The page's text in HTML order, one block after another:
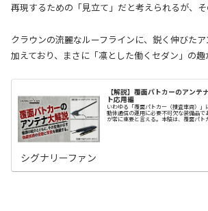
再現するための「見立て」だと考えられるが、そ
クラウンの流麗なルーフラインに、鋭く伸びた
加えており、まさに「凛とした働くセダン」の趣
【解説】覆面パトカーのアンテ
ト応用編
いわゆる「覆面パトカー（捜査車両）
動体通信の運用に必要不可欠な装備品
が常に重要と言える。本稿は、覆面パ
シグナリーファン